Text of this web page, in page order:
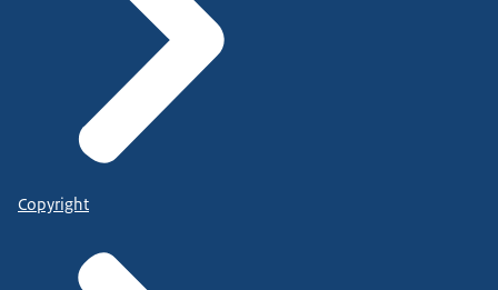
Copyright